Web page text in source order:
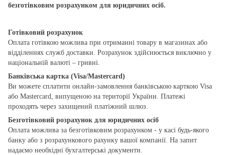
безготівковим розрахунком для юридичних осіб.
Готівковий розрахунок
Оплата готівкою можлива при отриманні товару в магазинах або
відділеннях служб доставки. Розрахунок здійснюється виключно у
національній валюті – гривні.
Банківська картка (Visa/Mastercard)
Ви можете сплатити онлайн-замовлення банківською карткою Visa
або Mastercard, випущеною на території України. Платежі
проходять через захищений платіжний шлюз.
Безготівковий розрахунок для юридичних осіб
Оплата можлива за безготівковим розрахунком - у касі будь-якого
банку або з розрахункового рахунку вашої компанії. На запит
надаємо необхідні бухгалтерські документи.